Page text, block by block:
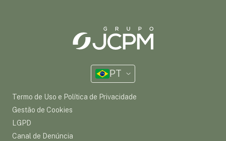
PT
Termo de Uso e Política de Privacidade
Gestão de Cookies
LGPD
Canal de Denúncia